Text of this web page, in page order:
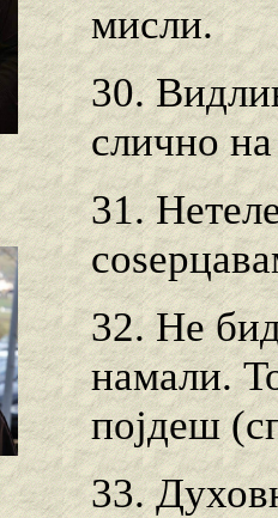
мисли.
30.
слично на
31.
32. He
намали.
појдеш
33.